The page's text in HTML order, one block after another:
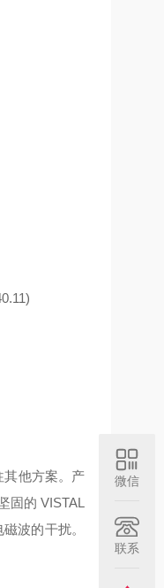
其他方案。产
固的 VISTAL
波的干扰。
微信
联系